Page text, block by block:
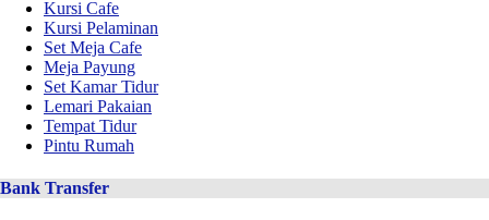
Kursi Cafe
Kursi Pelaminan
Set Meja Cafe
Meja Payung
Set Kamar Tidur
Lemari Pakaian
Tempat Tidur
Pintu Rumah
Bank Transfer